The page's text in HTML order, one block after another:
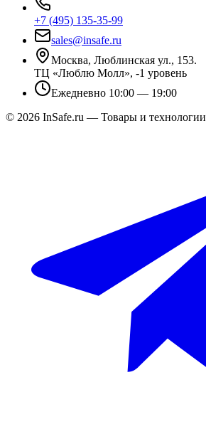
+7 (495) 135-35-99
sales@insafe.ru
Москва, Люблинская ул., 153.
ТЦ «Люблю Молл», -1 уровень
Ежедневно 10:00 — 19:00
© 2026 InSafe.ru — Товары и технологии